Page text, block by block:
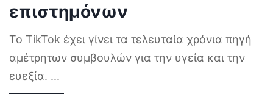
επιστημόνων
Το TikTok έχει γίνει τα τελευταία χρόνια πηγή
αμέτρητων συμβουλών για την υγεία και την
ευεξία. ...